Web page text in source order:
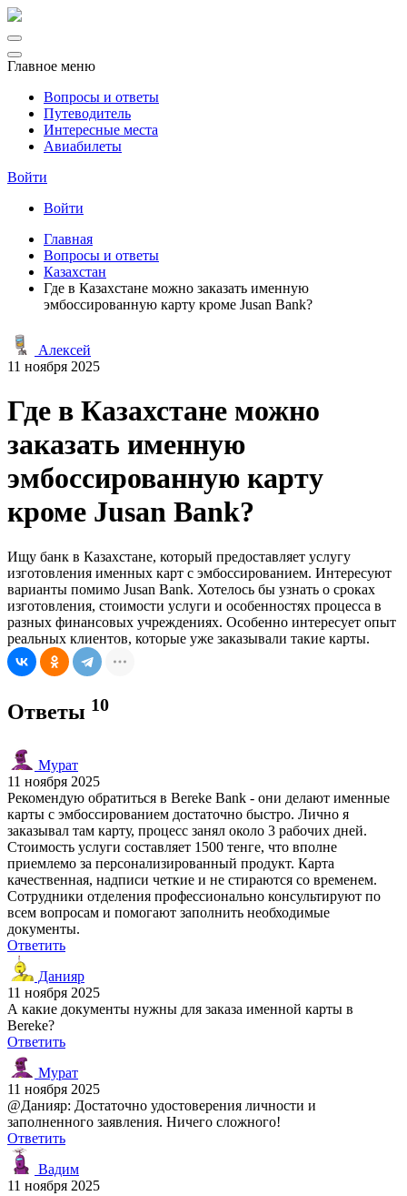
Главное меню
Вопросы и ответы
Путеводитель
Интересные места
Авиабилеты
Войти
Войти
Главная
Вопросы и ответы
Казахстан
Где в Казахстане можно заказать именную
эмбоссированную карту кроме Jusan Bank?
Алексей
11 ноября 2025
Где в Казахстане можно
заказать именную
эмбоссированную карту
кроме Jusan Bank?
Ищу банк в Казахстане, который предоставляет услугу
изготовления именных карт с эмбоссированием. Интересуют
варианты помимо Jusan Bank. Хотелось бы узнать о сроках
изготовления, стоимости услуги и особенностях процесса в
разных финансовых учреждениях. Особенно интересует опыт
реальных клиентов, которые уже заказывали такие карты.
Ответы 10
Мурат
11 ноября 2025
Рекомендую обратиться в Bereke Bank - они делают именные
карты с эмбоссированием достаточно быстро. Лично я
заказывал там карту, процесс занял около 3 рабочих дней.
Стоимость услуги составляет 1500 тенге, что вполне
приемлемо за персонализированный продукт. Карта
качественная, надписи четкие и не стираются со временем.
Сотрудники отделения профессионально консультируют по
всем вопросам и помогают заполнить необходимые
документы.
Ответить
Данияр
11 ноября 2025
А какие документы нужны для заказа именной карты в
Bereke?
Ответить
Мурат
11 ноября 2025
@Данияр: Достаточно удостоверения личности и
заполненного заявления. Ничего сложного!
Ответить
Вадим
11 ноября 2025